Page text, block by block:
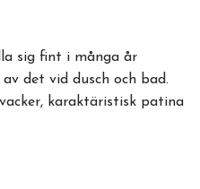
sig fint i många år
det vid dusch och bad.
karaktäristisk patina